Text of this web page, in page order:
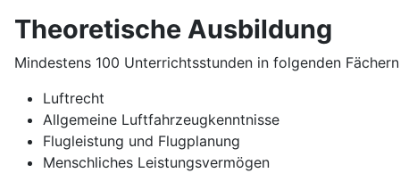
Theoretische Ausbildung
Mindestens 100 Unterrichtsstunden in folgenden
Luftrecht
Allgemeine Luftfahrzeugkenntnisse
Flugleistung und Flugplanung
Menschliches Leistungsvermögen